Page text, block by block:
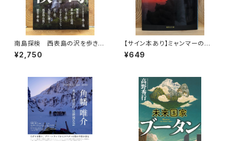
南島探検 西表島の沢を歩きつ
くす
¥2,750
【サイン本あり】ミャンマーの柳
生一族
¥649